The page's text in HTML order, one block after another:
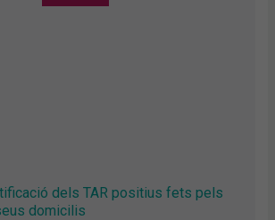
dels TAR positius fets pels
domicilis